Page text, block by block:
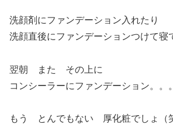
洗顔剤にファンデーション入れたり
洗顔直後にファンデーションつけて寝
翌朝 また その上に
コンシーラーにファンデーション。。。
もう とんでもない 厚化粧でしょ（